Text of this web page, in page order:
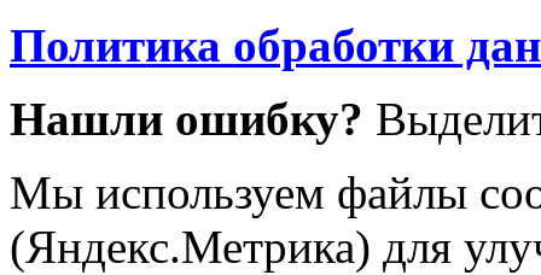
Политика обработки
Нашли ошибку?
Мы используем файлы
(Яндекс.Метрика) для